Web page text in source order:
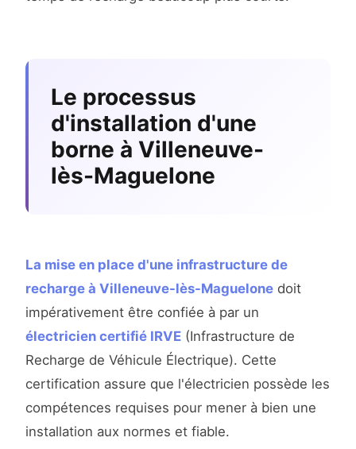
Le processus
d'installation d'une
borne à Villeneuve-
lès-Maguelone
La mise en place d'une infrastructure de
recharge à Villeneuve-lès-Maguelone doit
impérativement être confiée à par un
électricien certifié IRVE (Infrastructure de
Recharge de Véhicule Électrique). Cette
certification assure que l'électricien possède les
compétences requises pour mener à bien une
installation aux normes et fiable.